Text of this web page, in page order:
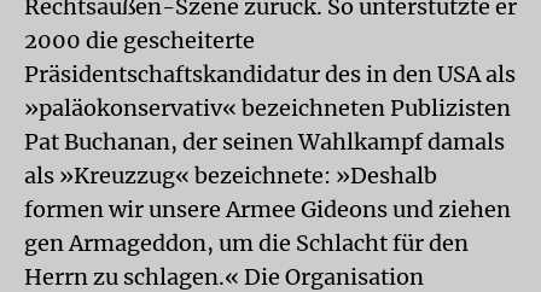
Rechtsaußen-Szene zurück. So unterstützte er
2000 die gescheiterte
Präsidentschaftskandidatur des in den USA als
»paläokonservativ« bezeichneten Publizisten
Pat Buchanan, der seinen Wahlkampf damals
als »Kreuzzug« bezeichnete: »Deshalb
formen wir unsere Armee Gideons und ziehen
gen Armageddon, um die Schlacht für den
Herrn zu schlagen.« Die Organisation